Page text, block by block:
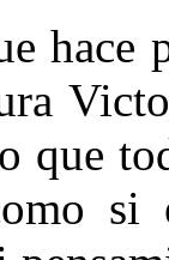
hace
que
si